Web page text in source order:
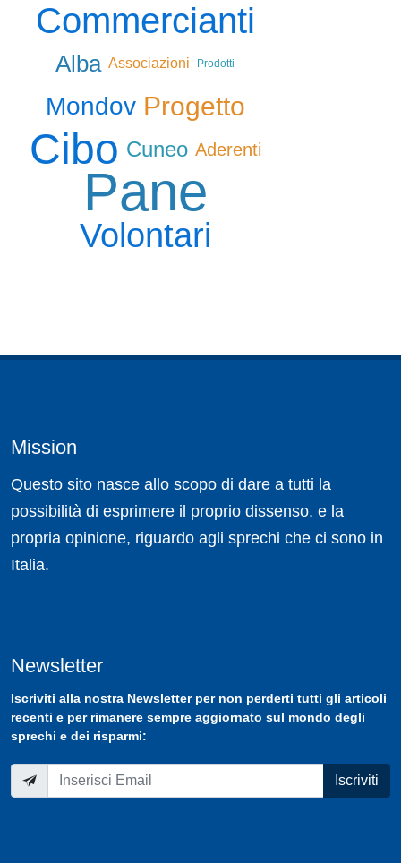
Commercianti
Alba Associazioni Prodotti
Mondov Progetto
Cibo Cuneo Aderenti
Pane
Volontari
Mission
Questo sito nasce allo scopo di dare a tutti la
possibilità di esprimere il proprio dissenso, e la
propria opinione, riguardo agli sprechi che ci sono in
Italia.
Newsletter
Iscriviti alla nostra Newsletterper non perderti tutti gli articoli
recenti e per rimanere sempre aggiornato sul mondo degli
sprechi e dei risparmi:
Iscriviti